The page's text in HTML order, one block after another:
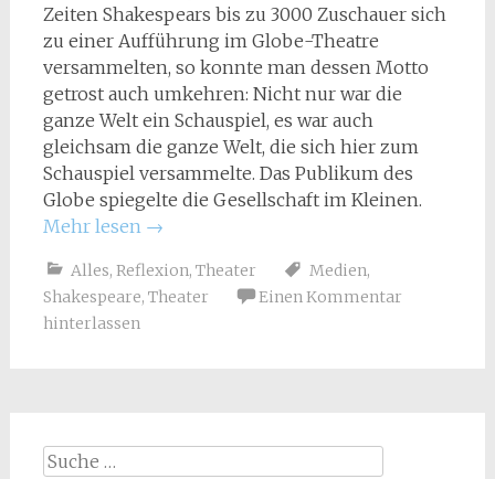
Zeiten Shakespears bis zu 3000 Zuschauer sich
zu einer Aufführung im Globe-Theatre
versammelten, so konnte man dessen Motto
getrost auch umkehren: Nicht nur war die
ganze Welt ein Schauspiel, es war auch
gleichsam die ganze Welt, die sich hier zum
Schauspiel versammelte. Das Publikum des
Globe spiegelte die Gesellschaft im Kleinen.
Mehr lesen →
Alles, Reflexion, Theater Medien,
Shakespeare, Theater
Einen Kommentar
hinterlassen
Suche